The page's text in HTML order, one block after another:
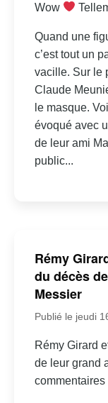
Wow
Quand une
c’est tout un
vacille. Sur le
Claude
le masque.
évoqué avec
de leur ami
public...
Rémy
du décès
Messier
Publié le jeudi
Rémy Girard
de leur grand
commentaires